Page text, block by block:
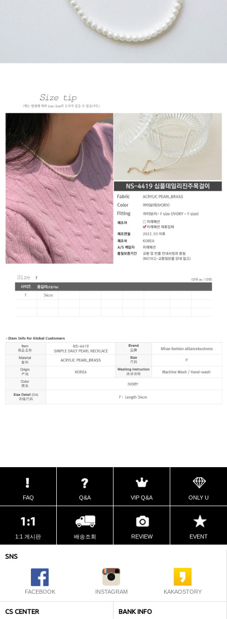
FAQ Q&A VIP Q&A ONLY U
1:1 게시판 배송조회 REVIEW EVENT
SNS
FACEBOOK INSTAGRAM KAKAOSTORY
CS CENTER BANK INFO